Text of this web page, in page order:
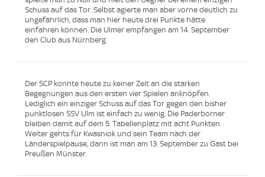
Schuss auf das Tor. Selbst agierte man aber vorne deutlich zu
ungefährlich, dass man hier heute drei Punkte hätte
einfahren können. Die Ulmer empfangen am 14. September
den Club aus Nürnberg.
Der SCP konnte heute zu keiner Zeit an die starken
Begegnungen aus den ersten vier Spielen anknöpfen.
Lediglich ein einziger Schuss auf das Tor gegen den bisher
punktlosen SSV Ulm ist einfach zu wenig. Die Paderborner
bleiben damit auf dem 5. Tabellenplatz mit acht Punkten.
Weiter gehts für Kwasniok und sein Team nach der
Länderspielpause, dann ist man am 13. September zu Gast bei
Preußen Münster.